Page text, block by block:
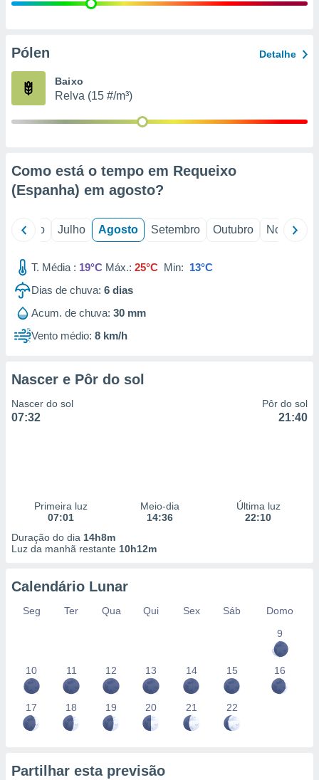
e
de
Pólen Detalhe
Baixo
Relva (15 #/m³)
Como está o tempo em Requeixo
(Espanha) em agosto?
Junho Julho Agosto Setembro Outubro Novembro
T. Média : 19°C Máx.: 25°C Min: 13°C
Dias de chuva: 6 dias
Acum. de chuva: 30 mm
Vento médio: 8 km/h
Nascer e Pôr do sol
Nascer do sol
07:32
Pôr do sol
21:40
Primeira luz
07:01
Meio-dia
14:36
Última luz
22:10
Duração do dia 14h8m
Luz da manhã restante 10h12m
Calendário Lunar
Seg Ter Qua Qui Sex Sáb
Domo
9
10 11 12 13 14 15 16
17 18 19 20 21 22
Partilhar esta previsão